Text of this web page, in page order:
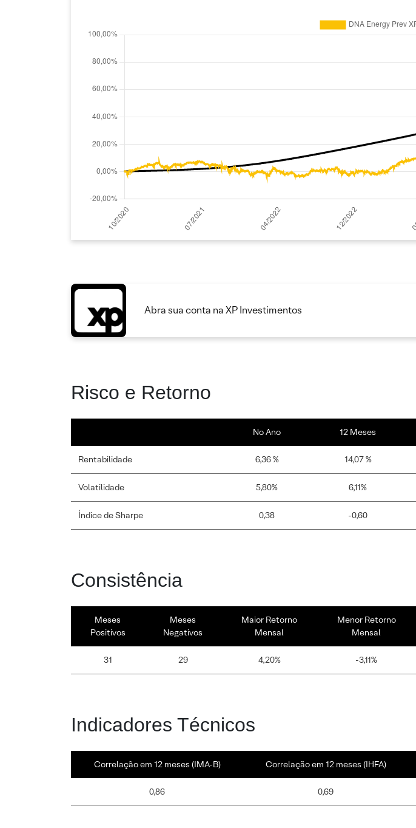
Abra sua conta na XP Investimentos
Risco e Retorno
No Ano 12 Meses
Rentabilidade 6,36 % 14,07 %
Volatilidade 5,80% 6,11%
Índice de Sharpe 0,38 -0,60
Consistência
Meses
Positivos
Meses
Negativos
Maior Retorno
Mensal
Menor Retorno
Mensal
31 29 4,20% -3,11%
Indicadores Técnicos
Correlação em 12 meses (IMA-B) Correlação em 12 meses (IHFA)
0,86 0,69